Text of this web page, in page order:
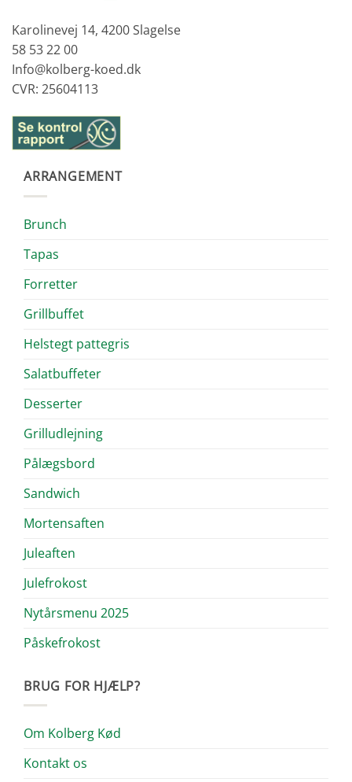
Karolinevej 14, 4200 Slagelse
58 53 22 00
Info@kolberg-koed.dk
CVR: 25604113
ARRANGEMENT
Brunch
Tapas
Forretter
Grillbuffet
Helstegt pattegris
Salatbuffeter
Desserter
Grilludlejning
Pålægsbord
Sandwich
Mortensaften
Juleaften
Julefrokost
Nytårsmenu 2025
Påskefrokost
BRUG FOR HJÆLP?
Om Kolberg Kød
Kontakt os